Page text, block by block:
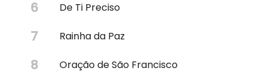
De Ti Preciso
Rainha da Paz
Oração de São Francisco